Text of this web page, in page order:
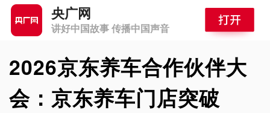
央广网
讲好中国故事 传播中国声音
2026京东养车合作伙伴大
会：京东养车门店突破